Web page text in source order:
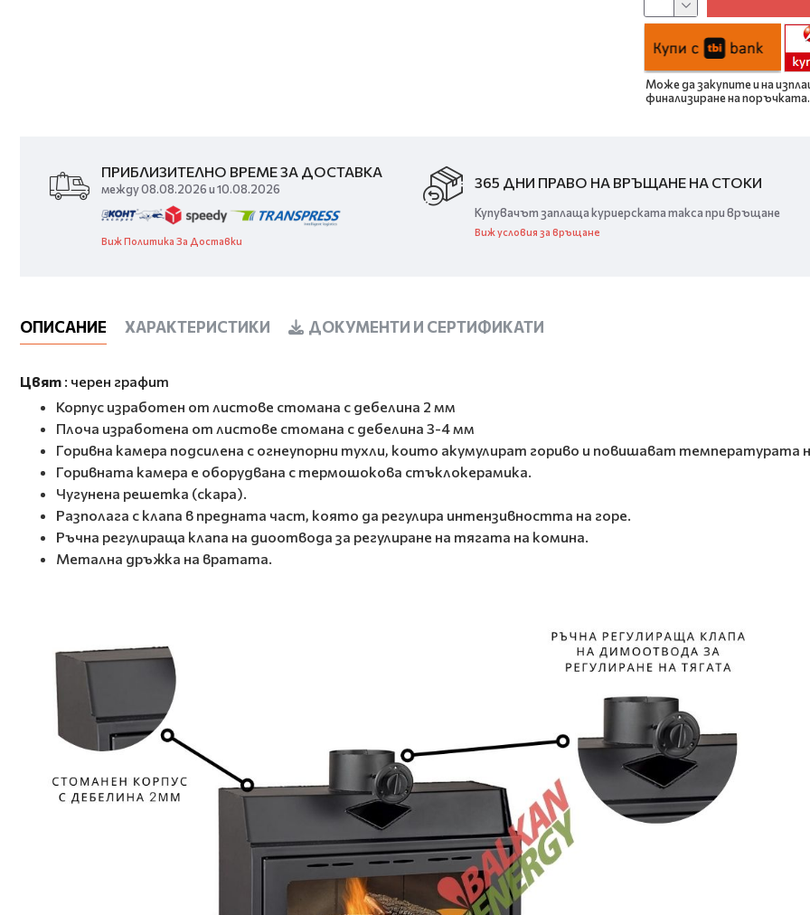
Може да закупите и на
финализиране на поръчката.
ПРИБЛИЗИТЕЛНО ВРЕМЕ ЗА ДОСТАВКА
между 08.08.2026 и 10.08.2026
Виж Политика За Доставки
365 ДНИ ПРАВО НА ВРЪЩАНЕ НА СТОКИ
Купувачът заплаща куриерската такса при връщане
Виж условия за връщане
ОПИСАНИЕ ХАРАКТЕРИСТИКИ ДОКУМЕНТИ И СЕРТИФИКАТИ
Цвят : черен графит
Корпус изработен от листове стомана с дебелина 2 мм
Плоча изработена от листове стомана с дебелина 3-4 мм
Горивна камера подсилена с огнеупорни тухли, които акумулират гориво и повишават температурата
Горивната камера е оборудвана с термошокова стъклокерамика.
Чугунена решетка (скара).
Разполага с клапа в предната част, която да регулира интензивността на горе.
Ръчна регулираща клапа на диоотвода за регулиране на тягата на комина.
Метална дръжка на вратата.